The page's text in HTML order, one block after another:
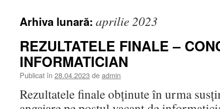
Arhiva lunară: aprilie 2023
REZULTATELE FINALE –
INFORMATICIAN
Publicat în 28.04.2023 deadmin
Rezultatele finale obținute în urma